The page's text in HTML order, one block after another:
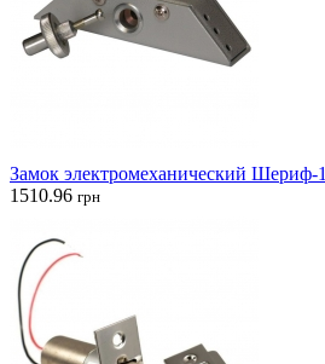
Замок электромеханический Шериф-1
1510.96 грн